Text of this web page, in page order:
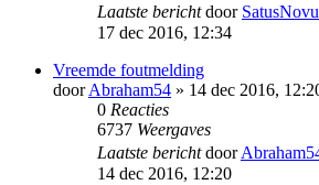
Laatste berichtdoor
17 dec 2016, 12:34
Vreemde foutmelding
doorAbraham54 » 14 dec 2016,
0 Reacties
6737 Weergaves
Laatste berichtdoor
14 dec 2016, 12:20